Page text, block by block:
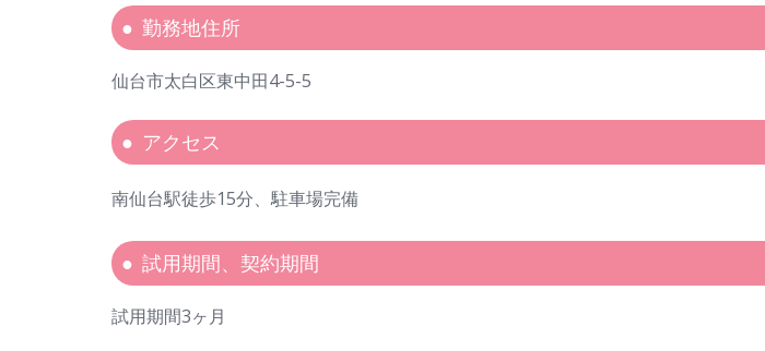
勤務地住所
仙台市太白区東中田4-5-5
アクセス
南仙台駅徒歩15分、駐車場完備
試用期間、契約期間
試用期間3ヶ月